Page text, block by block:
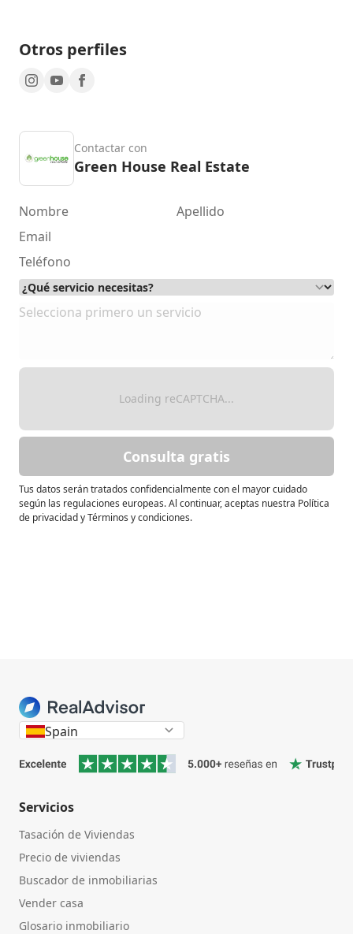
Otros perfiles
Contactar con
Green House Real Estate
Loading reCAPTCHA...
Consulta gratis
Tus datos serán tratados confidencialmente con el mayor cuidado
según las regulaciones europeas. Al continuar, aceptas nuestra Política
de privacidad y Términos y condiciones.
Spain
Servicios
Tasación de Viviendas
Precio de viviendas
Buscador de inmobiliarias
Vender casa
Glosario inmobiliario